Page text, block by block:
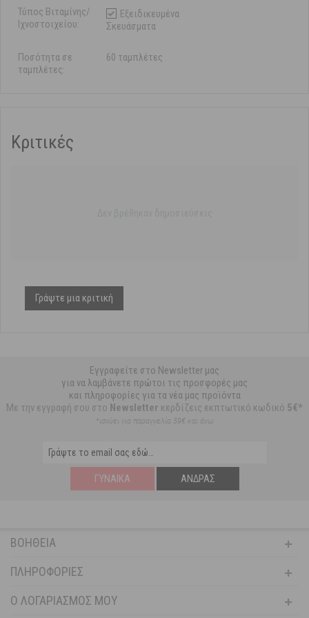
Τύπος Βιταμίνης/
Ιχνοστοιχείου:
Εξειδικευμένα
Σκευάσματα
Ποσότητα σε
ταμπλέτες:
60 ταμπλέτες
Κριτικές
Γράψτε μια κριτική
Εγγραφείτε στο Newsletter μας
για να λαμβάνετε πρώτοι τις προσφορές μας
και πληροφορίες για τα νέα μας προϊόντα
Με την εγγραφή σου στο Newsletter κερδίζεις εκπτωτικό κωδικό 5€*
*ισχύει για παραγγελία 59€ και άνω
ΓΥΝΑΊΚΑ ΆΝΔΡΑΣ
ΒΟΉΘΕΙΑ
ΠΛΗΡΟΦΟΡΊΕΣ
Ο ΛΟΓΑΡΙΑΣΜΌΣ ΜΟΥ